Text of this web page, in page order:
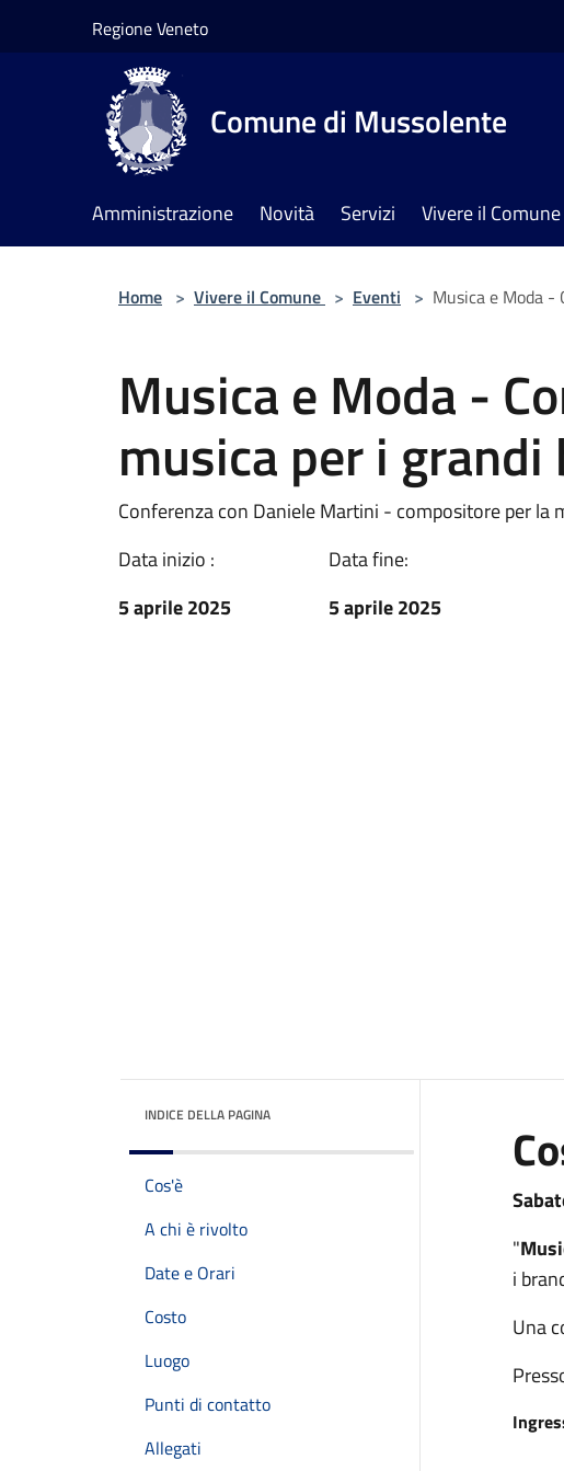
Regione Veneto
Comune di Mussolente
Amministrazione Novità Servizi Vivere il Comune
Home > Vivere il Comune > Eventi > Musica e Moda -
Musica e Moda -
musica per i
Conferenza con Daniele Martini - compositore per la
Data inizio :
5 aprile 2025
Data fine:
5 aprile 2025
INDICE DELLA PAGINA
Cos'è
A chi è rivolto
Date e Orari
Costo
Luogo
Punti di contatto
Allegati
"
i
Una